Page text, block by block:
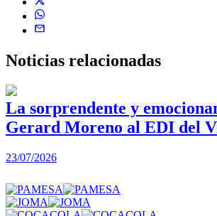
Noticias relacionadas
La sorprendente y
Gerard Moreno al EDI del
23/07/2026